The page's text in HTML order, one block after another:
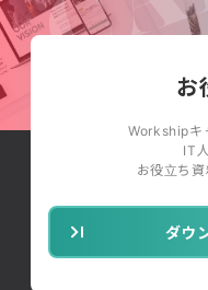
お
Workshipキ
IT
お役立ち
ダウ